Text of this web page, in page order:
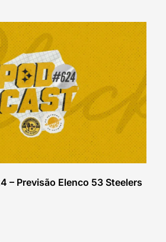
– Previsão Elenco 53 Steelers